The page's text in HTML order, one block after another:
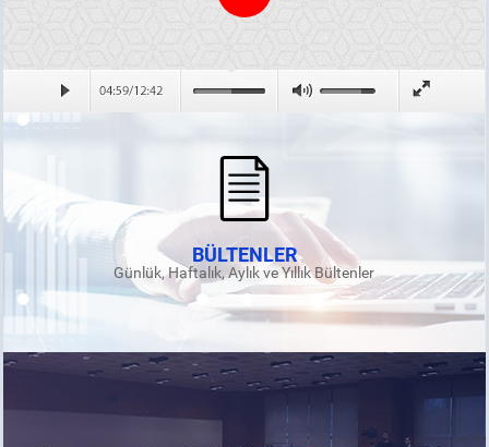
BÜLTENLER
Günlük, Haftalık, Aylık ve Yıllık Bültenler